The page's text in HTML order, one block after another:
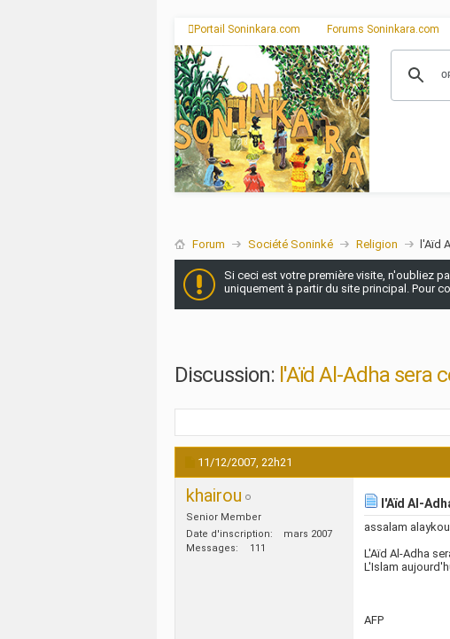
Portail Soninkara.com Forums Soninkara.com
Forum Société Soninké Religion l'Aïd
Si ceci est votre première visite, n'oubliez
uniquement à partir du site principal. Pour
Discussion: l'Aïd Al-Adha sera
11/12/2007, 22h21
khairou
Senior Member
Date d'inscription
mars 2007
Messages
111
l'Aïd Al-
assalam
L'Aïd Al-Adha
L'Islam
AFP